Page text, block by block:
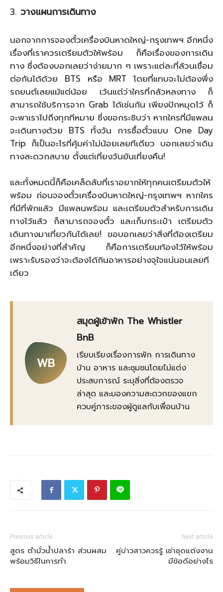
วางแผนการเดินทาง
นอกจากการจองตั๋วเครื่องบินหาดใหญ่-กรุงเทพฯ อีกหนึ่ง
เรื่องที่เราควรเตรียมตัวให้พร้อม ก็คือเรื่องของการเดิน
ทาง ซึ่งต้องบอกเลยว่าง่ายมาก ๆ เพราะแต่ละที่ล้วนเชื่อม
ต่อกันได้ด้วย BTS หรือ MRT โดยที่แทบจะไม่ต้องพึ่ง
รถยนต์เลยแม้แต่น้อย เว้นแต่ว่าใครที่กลัวหลงทาง ก็
สามารถใช้บริการจาก Grab ได้เช่นกัน เพียงปักหมุดไว้ ก็
จะพาเราไปถึงทุกทีหมาย ซึ่งขอกระซิบว่า หากใครที่มีแพลน
จะเดินทางด้วย BTS ทั้งวัน การซื้อตั๋วแบบ One Day
Trip ก็เป็นอะไรที่คุ้มค่าไม่น้อยเลยทีเดียว บอกเลยว่าเดิน
ทางสะดวกสบาย ตั้งแต่เที่ยงวันยันเที่ยงคืน!
และทั้งหมดนี้ก็คือเคล็ดลับที่เราอยากให้ทุกคนเตรียมตัวให้
พร้อม ก่อนจองตั๋วเครื่องบินหาดใหญ่-กรุงเทพฯ หากใคร
ที่มีที่พักแล้ว มีแพลนพร้อม และเตรียมตัวสำหรับการเดิน
ทางไว้แล้ว ก็สามารถจองตั๋ว และเก็บกระเป๋า เตรียมตัว
เดินทางมาเที่ยวกันได้เลย! ขอบอกเลยว่าสิ่งที่ต้องเตรียม
อีกหนึ่งอย่างที่สำคัญ ก็คือการเตรียมท้องไว้ให้พร้อม
เพราะรับรองว่าจะต้องได้กินอาหารอย่างจุใจแน่นอนเลยที
เดียว
WB
สมุดผู้เข้าพัก The Whistler
BnB
เรียบเรียงเรื่องการพัก การเดินทาง
บ้าน อาหาร และชุมชนโดยไม่แต่ง
ประสบการณ์ ระบุสิ่งที่ต้องตรวจ
ล่าสุด และมองความสะดวกของแขก
ควบคู่ภาระของผู้ดูแลกับเพื่อนบ้าน
Previous article
สูตร ตำมั่วน้ำปลาร้า ส่วนผสม
พร้อมวิธีในการทำ
Next article
คู่บ่าวสาวควรรู้ เช่าชุดแต่งงาน
มีข้อดีอย่างไร